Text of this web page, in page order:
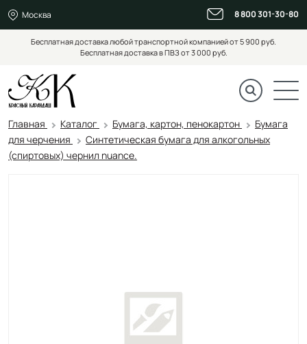
Москва 8 800 301-30-80
Бесплатная доставка любой транспортной компанией от 5 900 руб.
Бесплатная доставка в ПВЗ от 3 000 руб.
Главная Каталог Бумага, картон, пенокартон
Бумага
для черчения
Синтетическая бумага для алкогольных
(спиртовых) чернил nuance.